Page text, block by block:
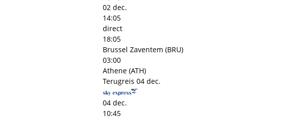
02 dec.
14:05
direct
18:05
Brussel Zaventem (BRU)
03:00
Athene (ATH)
Terugreis 04 dec.
04 dec.
10:45